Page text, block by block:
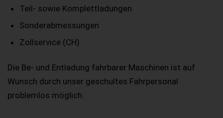
Teil- sowie Komplettladungen
Sonderabmessungen
Zollservice (CH)
Die Be- und Entladung fahrbarer Maschinen ist auf
Wunsch durch unser geschultes Fahrpersonal
problemlos möglich.